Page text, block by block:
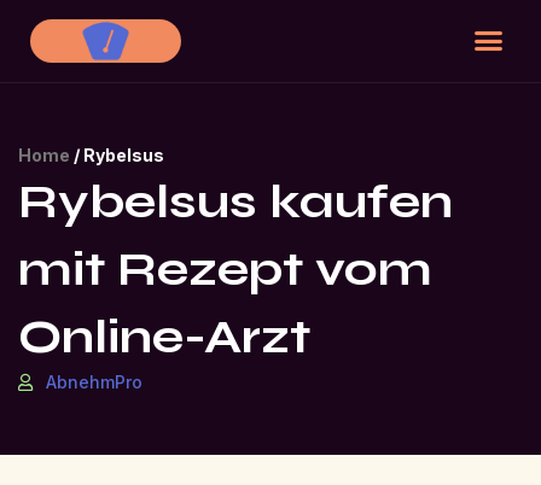
Home / Rybelsus
Rybelsus kaufen
mit Rezept vom
Online-Arzt
AbnehmPro